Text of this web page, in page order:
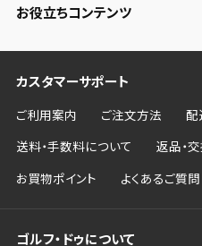
お役立ちコンテンツ
カスタマーサポート
ご利用案内 ご注文方法 配
送料・手数料について 返品・
お買物ポイント よくあるご質問
ゴルフ・ドゥについて